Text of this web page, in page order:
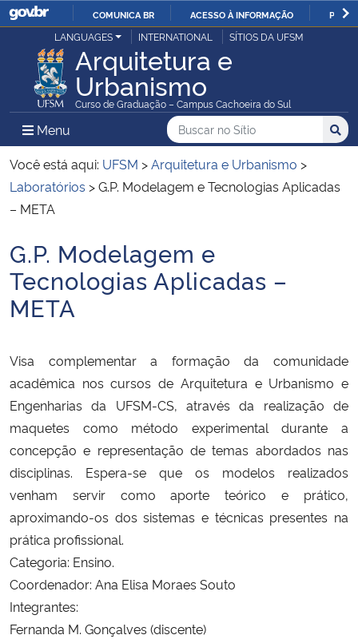
IR
PARA
O
CONTEÚDO
COMUNICA BR ACESSO À INFORMAÇÃO
Ministério da Justiça e Segurança Pública
Ministério da Defesa
Ministério das Relações Exteriores
Ministério da Economia
Ministério da Infraestrutura
Ministério da Agricultura, Pecuária e Abastecimento
Ministério da Cidadania
Ministério da Saúde
Ministério de Minas e Energia
Ministério da Ciência, Tecnologia, Inovações e Comunicações
Ministério do Meio Ambiente
Ministério do Turismo
Ministério do Desenvolvimento Regional
LANGUAGES INTERNATIONAL SÍTIOS DA UFSM
Arquitetura e
Urbanismo
Curso de Graduação – Campus Cachoeira do Sul
Menu Menu Principal do Sítio
Busca
Buscar no no Sítio
Busca:
Você está aqui: UFSM >Arquitetura e Urbanismo >
Laboratórios >G.P. Modelagem e Tecnologias Aplicadas
– META
Início do conteúdo
G.P. Modelagem e
Tecnologias Aplicadas –
META
Visa complementar a formação da comunidade
acadêmica nos cursos de Arquitetura e Urbanismo e
Engenharias da UFSM-CS, através da realização de
maquetes como método experimental durante a
concepção e representação de temas abordados nas
disciplinas. Espera-se que os modelos realizados
venham servir como aporte teórico e prático,
aproximando-os dos sistemas e técnicas presentes na
prática profissional.
Categoria: Ensino.
Coordenador: Ana Elisa Moraes Souto
Integrantes:
Fernanda M. Gonçalves (discente)